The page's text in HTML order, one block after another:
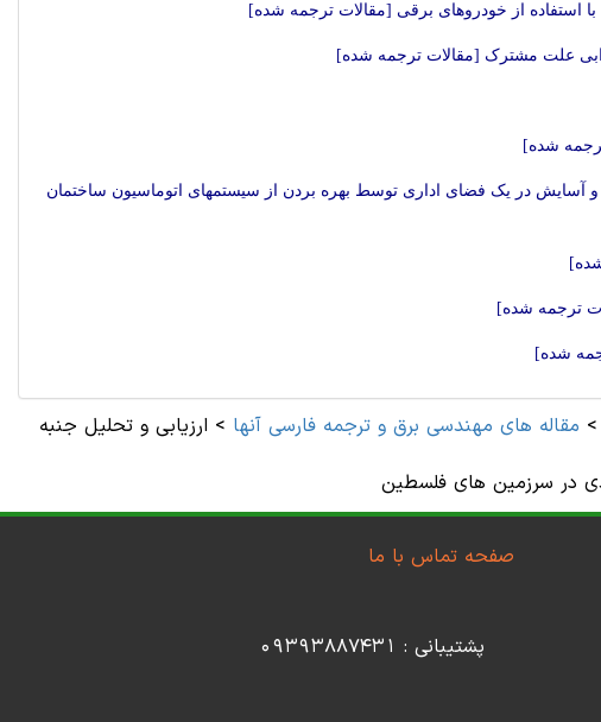
استفاده از خودروهای برقی [مقالات ترجمه شده]
علت مشترک [مقالات ترجمه شده]
شده]
آسایش در یک فضای اداری توسط بهره بردن از سیستم‏های اتوماسیون ساختمان
ترجمه شده]
شده]
> مقاله های مهندسی برق و ترجمه فارسی آنها > ارزیابی و تحلیل جنبه
در سرزمین های فلسطین
صفحه تماس با ما
پشتیبانی : 09393887431